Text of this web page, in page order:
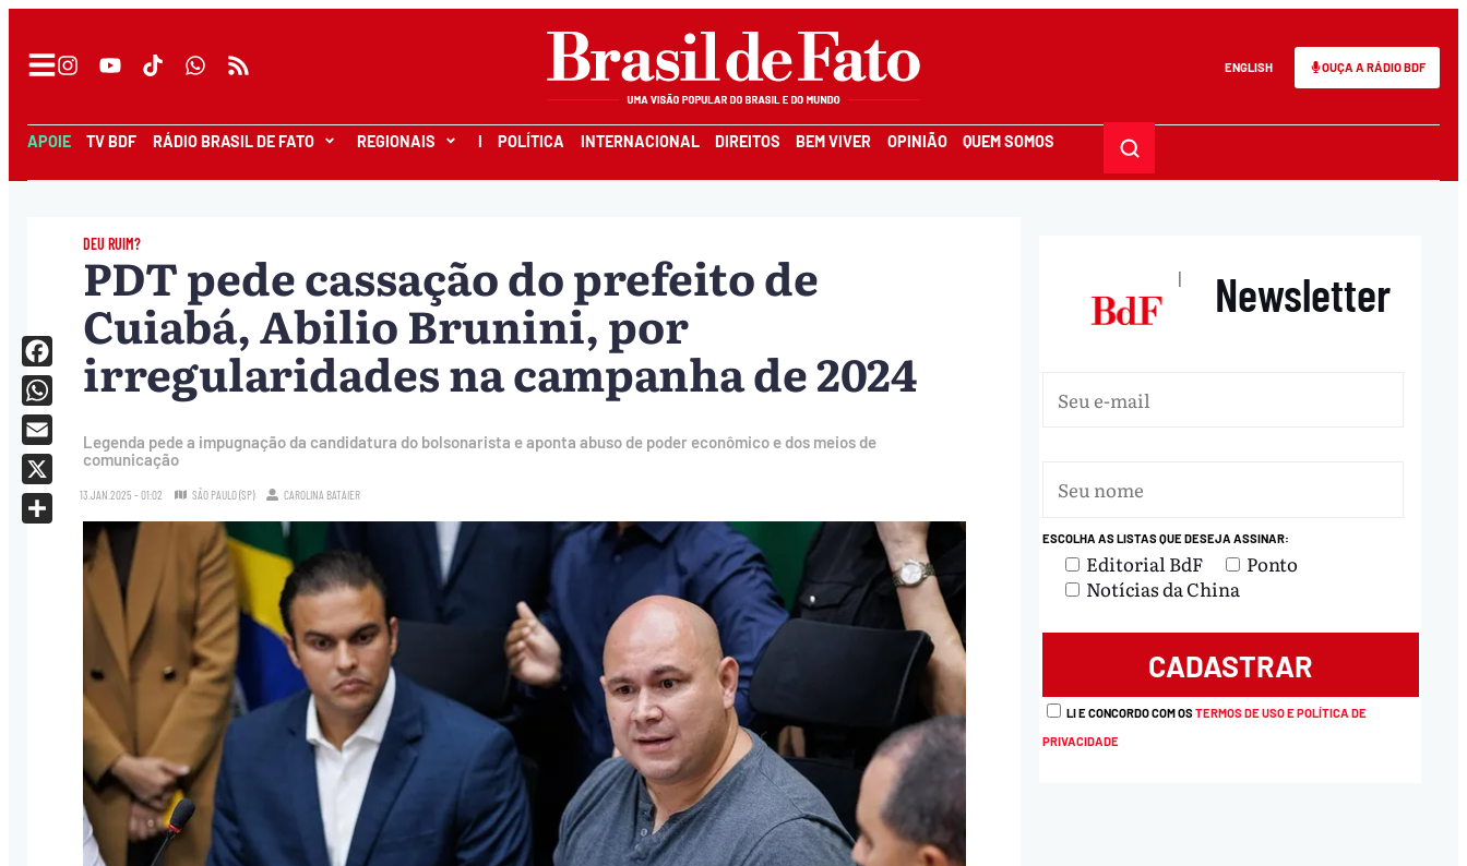
ENGLISH OUÇA A RÁDIO BDF
APOIE TV BDF RÁDIO BRASIL DE FATO REGIONAIS I POLÍTICA INTERNACIONAL DIREITOS BEM VIVER OPINIÃO QUEM SOMOS
DEU RUIM?
PDT pede cassação do prefeito de
Cuiabá, Abilio Brunini, por
irregularidades na campanha de 2024
Legenda pede a impugnação da candidatura do bolsonarista e aponta abuso de poder econômico e dos meios de
comunicação
13.JAN.2025 - 01:02 SÃO PAULO (SP) CAROLINA BATAIER
Facebook
WhatsApp
Email
X
| Newsletter
ESCOLHA AS LISTAS QUE DESEJA ASSINAR:
Editorial BdF
Ponto
Notícias da China
LI E CONCORDO COM OSTERMOS DE USO E POLÍTICA DE
PRIVACIDADE